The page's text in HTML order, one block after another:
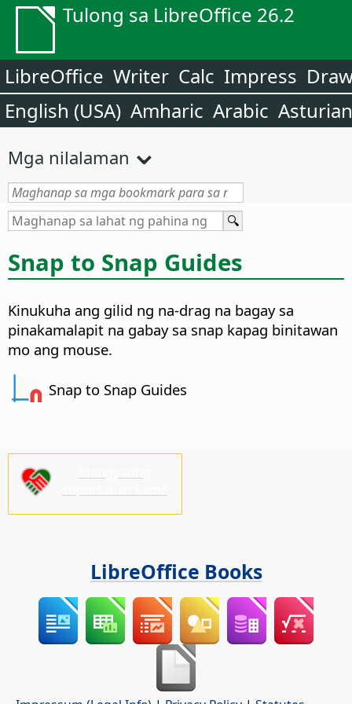
Tulong sa LibreOffice 26.2
LibreOffice Writer Calc Impress
English (USA) Amharic Arabic Asturian
Mga nilalaman
Snap to Snap Guides
Kinukuha ang gilid ng na-drag na bagay sa
pinakamalapit na gabay sa snap kapag binitawan
mo ang mouse.
Snap to Snap Guides
LibreOffice Books